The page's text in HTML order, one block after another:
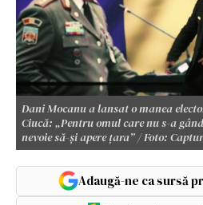
Dani Mocanu a lansat o manea
Ciucă: „Pentru omul care nu s-a
nevoie să-și apere țara” / Foto:
Adaugă-ne ca sursă